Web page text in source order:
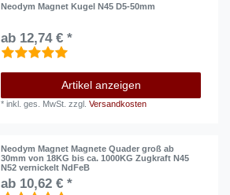
Neodym Magnet Kugel N45 D5-50mm
ab 12,74 € *
Artikel anzeigen
*inkl. ges. MwSt. zzgl.Versandkosten
Neodym Magnet Magnete Quader groß ab
30mm von 18KG bis ca. 1000KG Zugkraft N45
N52 vernickelt NdFeB
ab 10,62 € *